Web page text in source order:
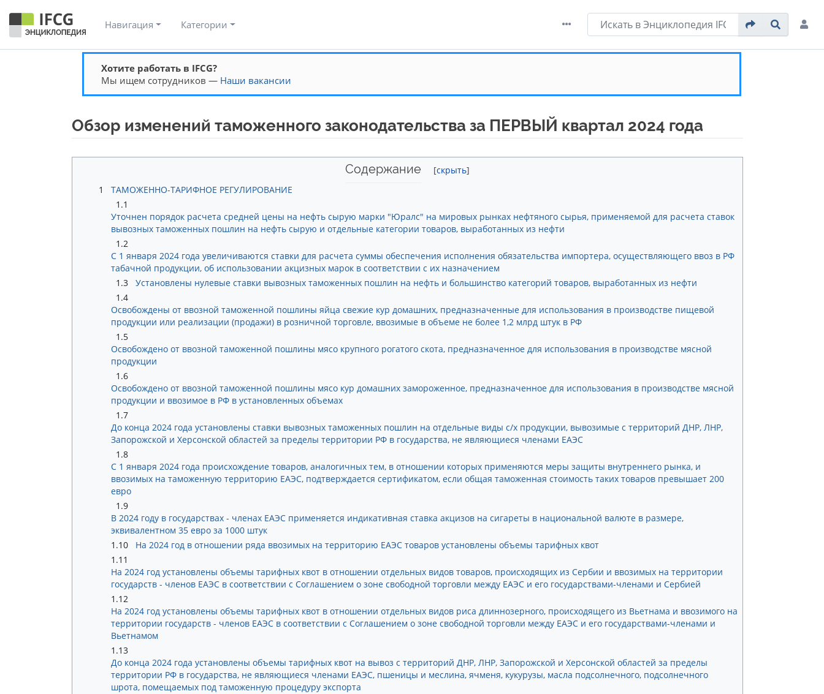
Навигация Категории
Хотите работать в IFCG?
Мы ищем сотрудников — Наши вакансии
Обзор изменений таможенного законодательства за ПЕРВЫЙ квартал 2024 года
Перейти к:навигация,поиск
Содержание
1
ТАМОЖЕННО-ТАРИФНОЕ РЕГУЛИРОВАНИЕ
1.1
Уточнен порядок расчета средней цены на нефть сырую марки "Юралс" на мировых рынках нефтяного сырья, применяемой для расчета ставок
вывозных таможенных пошлин на нефть сырую и отдельные категории товаров, выработанных из нефти
1.2
С 1 января 2024 года увеличиваются ставки для расчета суммы обеспечения исполнения обязательства импортера, осуществляющего ввоз в РФ
табачной продукции, об использовании акцизных марок в соответствии с их назначением
1.3
Установлены нулевые ставки вывозных таможенных пошлин на нефть и большинство категорий товаров, выработанных из нефти
1.4
Освобождены от ввозной таможенной пошлины яйца свежие кур домашних, предназначенные для использования в производстве пищевой
продукции или реализации (продажи) в розничной торговле, ввозимые в объеме не более 1,2 млрд штук в РФ
1.5
Освобождено от ввозной таможенной пошлины мясо крупного рогатого скота, предназначенное для использования в производстве мясной
продукции
1.6
Освобождено от ввозной таможенной пошлины мясо кур домашних замороженное, предназначенное для использования в производстве мясной
продукции и ввозимое в РФ в установленных объемах
1.7
До конца 2024 года установлены ставки вывозных таможенных пошлин на отдельные виды с/х продукции, вывозимые с территорий ДНР, ЛНР,
Запорожской и Херсонской областей за пределы территории РФ в государства, не являющиеся членами ЕАЭС
1.8
С 1 января 2024 года происхождение товаров, аналогичных тем, в отношении которых применяются меры защиты внутреннего рынка, и
ввозимых на таможенную территорию ЕАЭС, подтверждается сертификатом, если общая таможенная стоимость таких товаров превышает 200
евро
1.9
В 2024 году в государствах - членах ЕАЭС применяется индикативная ставка акцизов на сигареты в национальной валюте в размере,
эквивалентном 35 евро за 1000 штук
1.10
На 2024 год в отношении ряда ввозимых на территорию ЕАЭС товаров установлены объемы тарифных квот
1.11
На 2024 год установлены объемы тарифных квот в отношении отдельных видов товаров, происходящих из Сербии и ввозимых на территории
государств - членов ЕАЭС в соответствии с Соглашением о зоне свободной торговли между ЕАЭС и его государствами-членами и Сербией
1.12
На 2024 год установлены объемы тарифных квот в отношении отдельных видов риса длиннозерного, происходящего из Вьетнама и ввозимого на
территории государств - членов ЕАЭС в соответствии с Соглашением о зоне свободной торговли между ЕАЭС и его государствами-членами и
Вьетнамом
1.13
До конца 2024 года установлены объемы тарифных квот на вывоз с территорий ДНР, ЛНР, Запорожской и Херсонской областей за пределы
территории РФ в государства, не являющиеся членами ЕАЭС, пшеницы и меслина, ячменя, кукурузы, масла подсолнечного, подсолнечного
шрота, помещаемых под таможенную процедуру экспорта